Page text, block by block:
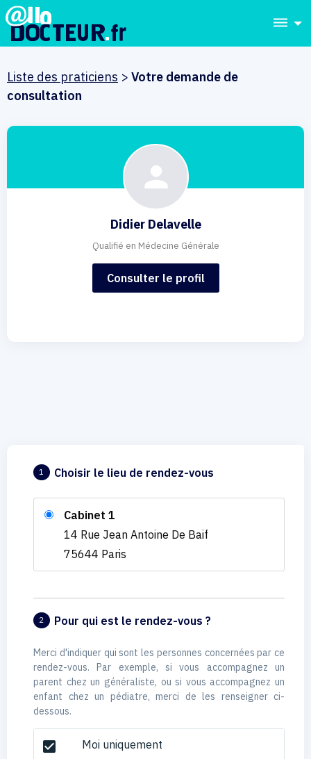
dehaze
Liste des praticiens > Votre demande de
consultation
Didier Delavelle
Qualifié en Médecine Générale
Consulter le profil
1 Choisir le lieu de rendez-vous
Cabinet 1
14 Rue Jean Antoine De Baif
75644 Paris
2 Pour qui est le rendez-vous ?
Merci d'indiquer qui sont les personnes concernées par ce
rendez-vous. Par exemple, si vous accompagnez un
parent chez un généraliste, ou si vous accompagnez un
enfant chez un pédiatre, merci de les renseigner ci-
dessous.
check_box Moi uniquement